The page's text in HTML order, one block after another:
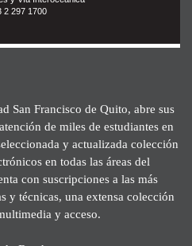
2 297 1700
San Francisco de Quito, abre sus
de miles de estudiantes en
y actualizada colección
en todas las áreas del
con suscripciones a las más
y técnicas, una extensa colección
y acceso.